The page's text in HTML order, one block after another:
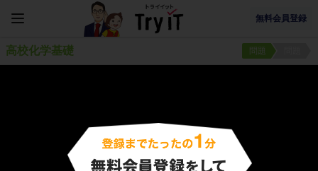
無料会員登録
高校化学基礎 問題